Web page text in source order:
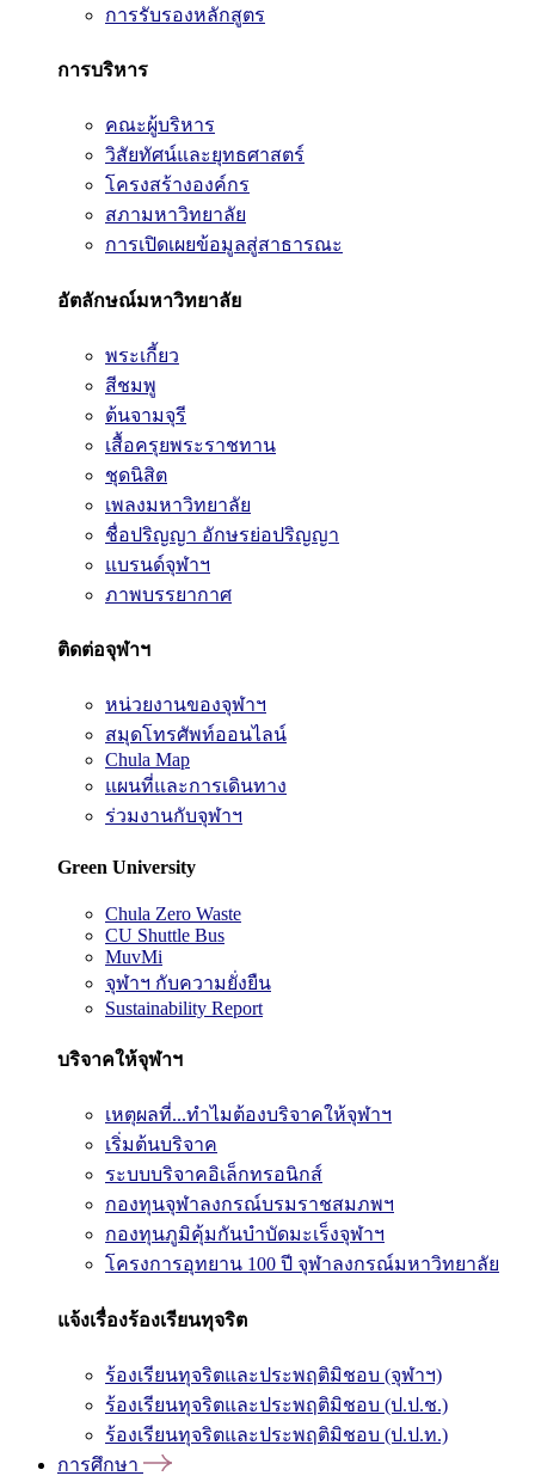
การรับรองหลักสูตร
การบริหาร
คณะผู้บริหาร
วิสัยทัศน์และยุทธศาสตร์
โครงสร้างองค์กร
สภามหาวิทยาลัย
การเปิดเผยข้อมูลสู่สาธารณะ
อัตลักษณ์มหาวิทยาลัย
พระเกี้ยว
สีชมพู
ต้นจามจุรี
เสื้อครุยพระราชทาน
ชุดนิสิต
เพลงมหาวิทยาลัย
ชื่อปริญญา อักษรย่อปริญญา
แบรนด์จุฬาฯ
ภาพบรรยากาศ
ติดต่อจุฬาฯ
หน่วยงานของจุฬาฯ
สมุดโทรศัพท์ออนไลน์
Chula Map
แผนที่และการเดินทาง
ร่วมงานกับจุฬาฯ
Green University
Chula Zero Waste
CU Shuttle Bus
MuvMi
จุฬาฯ กับความยั่งยืน
Sustainability Report
บริจาคให้จุฬาฯ
เหตุผลที่...ทำไมต้องบริจาคให้จุฬาฯ
เริ่มต้นบริจาค
ระบบบริจาคอิเล็กทรอนิกส์
กองทุนจุฬาลงกรณ์บรมราชสมภพฯ
กองทุนภูมิคุ้มกันบำบัดมะเร็งจุฬาฯ
โครงการอุทยาน 100 ปี จุฬาลงกรณ์มหาวิทยาลัย
แจ้งเรื่องร้องเรียนทุจริต
ร้องเรียนทุจริตและประพฤติมิชอบ (จุฬาฯ)
ร้องเรียนทุจริตและประพฤติมิชอบ (ป.ป.ช.)
ร้องเรียนทุจริตและประพฤติมิชอบ (ป.ป.ท.)
การศึกษา